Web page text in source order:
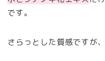
です。
さらっとした質感ですが